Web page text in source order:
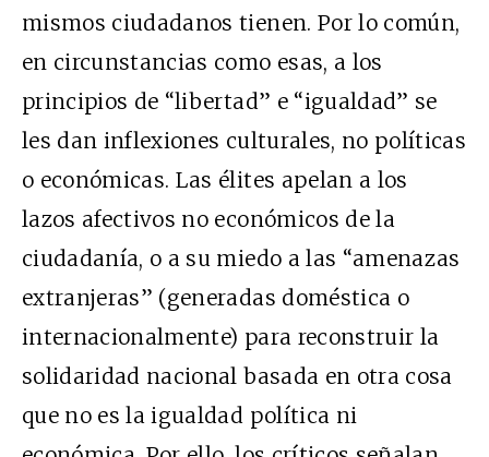
mismos ciudadanos tienen. Por lo común,
en circunstancias como esas, a los
principios de “libertad” e “igualdad” se
les dan inflexiones culturales, no políticas
o económicas. Las élites apelan a los
lazos afectivos no económicos de la
ciudadanía, o a su miedo a las “amenazas
extranjeras” (generadas doméstica o
internacionalmente) para reconstruir la
solidaridad nacional basada en otra cosa
que no es la igualdad política ni